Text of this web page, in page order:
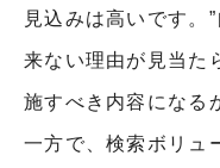
見込みは高いです。
来ない理由が見当た
施すべき内容になる
一方で、検索ボリュ